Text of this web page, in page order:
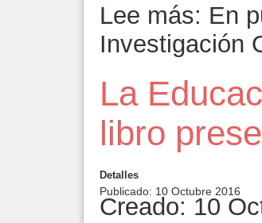
Lee más: En
Investigación
La
libro
Detalles
Publicado: 10 Octubre 2016
Creado: 10